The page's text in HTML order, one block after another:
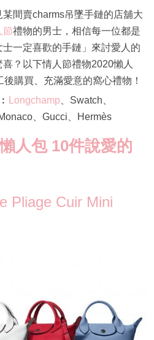
間賣charms吊墜手鏈的店舖大
節禮物的男士，相信每一位都是
一定喜歡的手鏈」來討愛人的
？以下情人節禮物2020懶人
購買、充滿愛意的窩心禮物！
Longchamp 、Swatch、
、Gucci、Hermès
人包 10件說愛的
Pliage Cuir Mini